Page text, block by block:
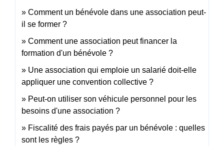
Comment un bénévole dans une association peut-
il se former ?
Comment une association peut financer la
formation d'un bénévole ?
Une association qui emploie un salarié doit-elle
appliquer une convention collective ?
Peut-on utiliser son véhicule personnel pour les
besoins d'une association ?
Fiscalité des frais payés par un bénévole : quelles
sont les règles ?